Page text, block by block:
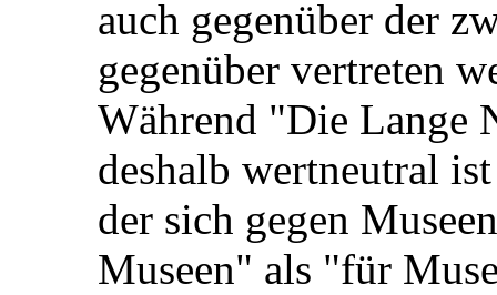
auch gegenüber der
gegenüber vertreten
Während "Die Lange
deshalb wertneutral
der sich gegen
Museen" als "für